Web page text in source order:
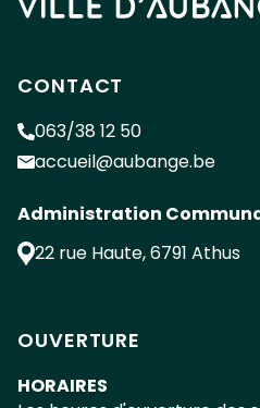
CONTACT
063/38 12 50
accueil@aubange.be
Administration
22 rue Haute,6791 Athus
OUVERTURE
HORAIRES